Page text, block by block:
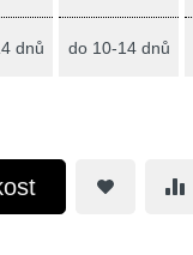
dnů do 10-14 dnů